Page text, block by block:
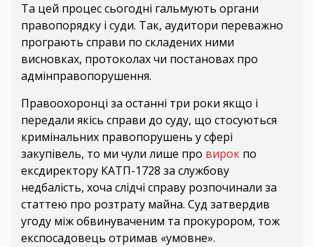
Та цей процес сьогодні гальмують органи
правопорядку і суди. Так, аудитори переважно
програють справи по складених ними
висновках, протоколах чи постановах про
адмінправопорушення.
Правоохоронці за останні три роки якщо і
передали якісь справи до суду, що стосуються
кримінальних правопорушень у сфері
закупівель, то ми чули лише про вирок по
ексдиректору КАТП-1728 за службову
недбалість, хоча слідчі справу розпочинали за
статтею про розтрату майна. Суд затвердив
угоду між обвинуваченим та прокурором, тож
експосадовець отримав «умовне».